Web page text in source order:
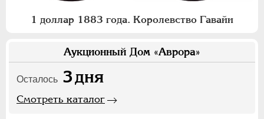
1 доллар 1883 года. Королевство Гавайи
Аукционный Дом «Аврора»
Осталось 3дня
Смотреть каталог